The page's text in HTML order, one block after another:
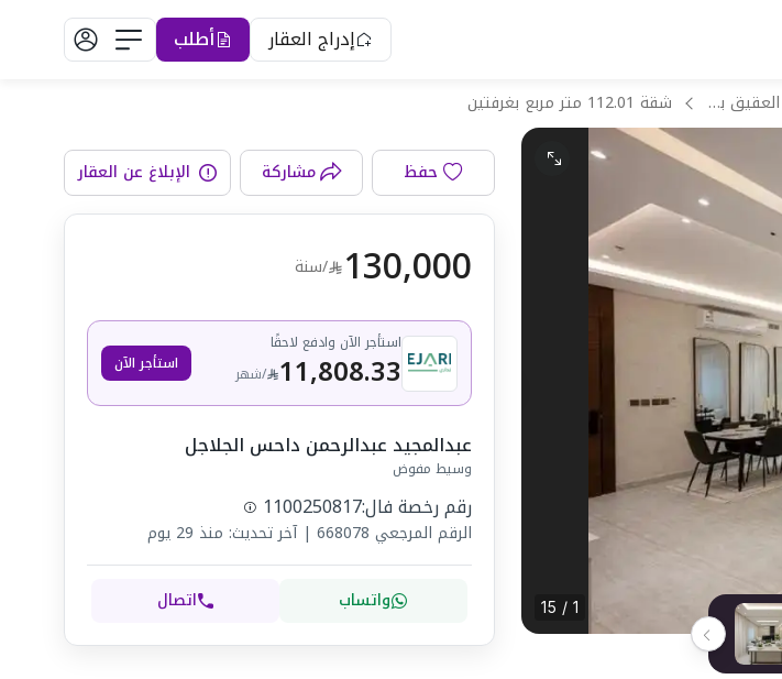
إدراج العقار أطلب
شقق للايجار فى حى العقيق بالرياض شقة 112.01 متر مربع بغرفتين
غرفة المعيشة
1 / 15
حفظ مشاركة الإبلاغ عن العقار
130,000 /سنة
استأجر الآن وادفع لاحقًا
11,808.33
/شهر استأجر الآن
عبدالمجيد عبدالرحمن داحس الجلاجل
وسيط مفوض
رقم رخصة فال:1100250817
الرقم المرجعي 668078
|آخر تحديث: منذ 29 يوم
واتساب اتصال